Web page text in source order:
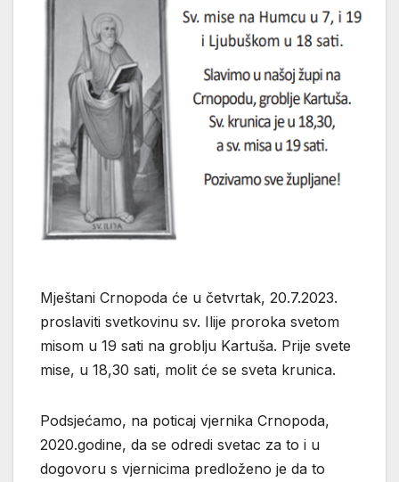
Mještani Crnopoda će u četvrtak, 20.7.2023.
proslaviti svetkovinu sv. Ilije proroka svetom
misom u 19 sati na groblju Kartuša. Prije svete
mise, u 18,30 sati, molit će se sveta krunica.
Podsjećamo, na poticaj vjernika Crnopoda,
2020.godine, da se odredi svetac za to i u
dogovoru s vjernicima predloženo je da to